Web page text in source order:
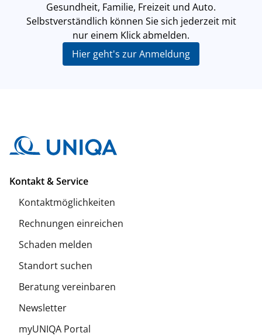
Gesundheit, Familie, Freizeit und Auto.
Selbstverständlich können Sie sich jederzeit mit
nur einem Klick abmelden.
Hier geht's zur Anmeldung
Kontakt & Service
Kontaktmöglichkeiten
Rechnungen einreichen
Schaden melden
Standort suchen
Beratung vereinbaren
Newsletter
myUNIQA Portal